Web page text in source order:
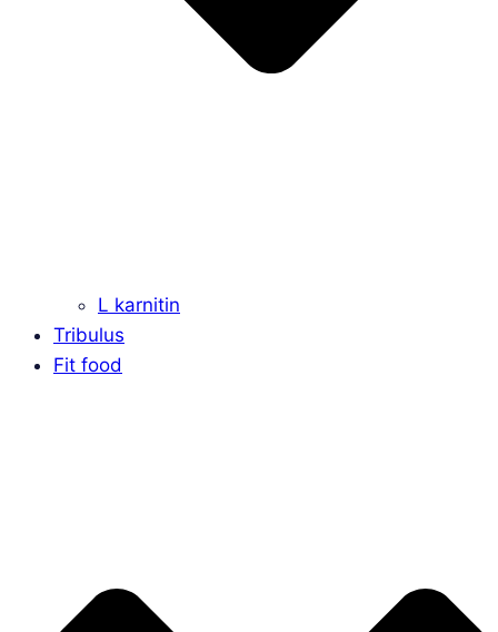
L karnitin
Tribulus
Fit food